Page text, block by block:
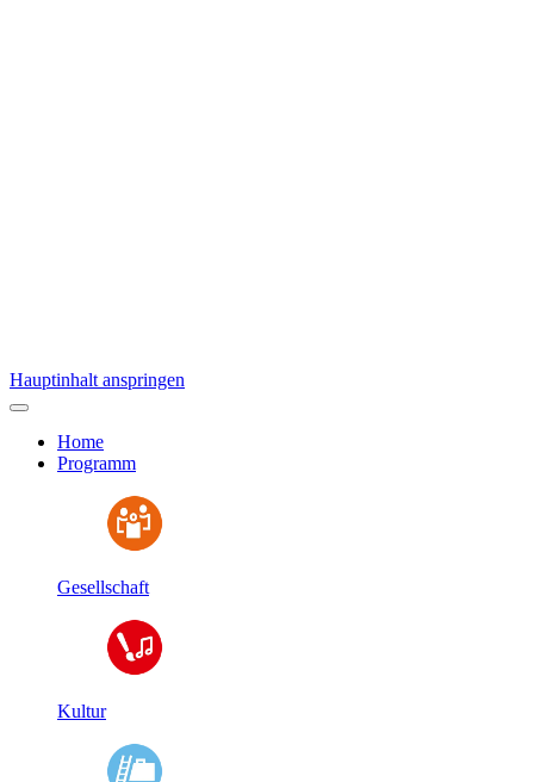
Hauptinhalt anspringen
Home
Programm
Gesellschaft
Kultur